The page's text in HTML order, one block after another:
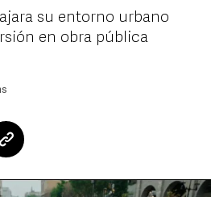
su entorno urbano
en obra pública